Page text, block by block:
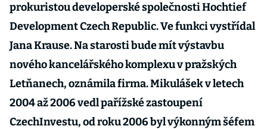
prokuristou developerské společnosti Hochtief
Development Czech Republic. Ve funkci vystřídal
Jana Krause. Na starosti bude mít výstavbu
nového kancelářského komplexu v pražských
Letňanech, oznámila firma. Mikulášek v letech
2004 až 2006 vedl pařížské zastoupení
CzechInvestu, od roku 2006 byl výkonným šéfem